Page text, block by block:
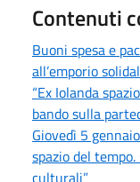
Contenuti
Buoni spesa e
all’emporio
“Ex Iolanda
bando sulla
Giovedì 5
spazio del
culturali”